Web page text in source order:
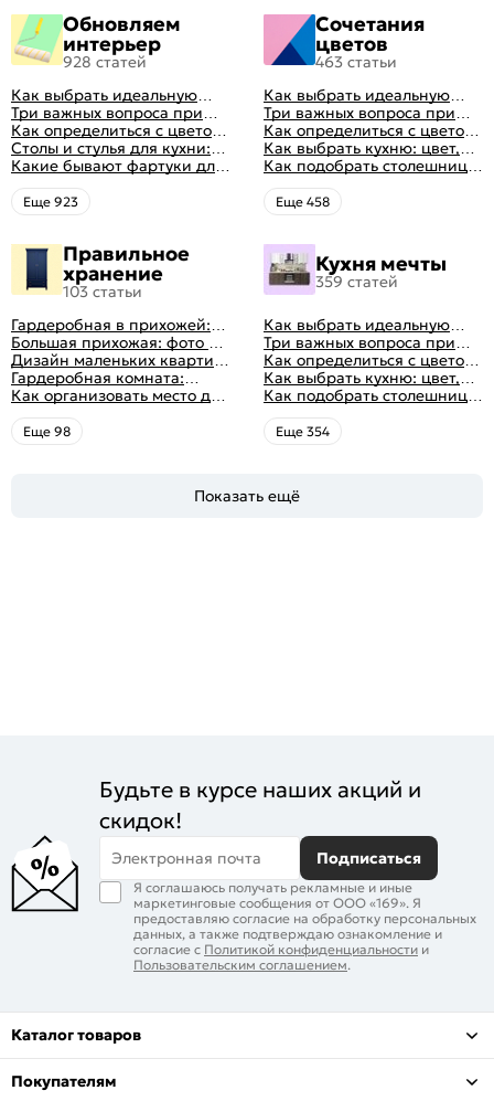
Обновляем
интерьер
928 статей
Как выбрать идеальную
планировку для кухни
Три важных вопроса при
выборе кухни: готовка,
посуда, комфорт
Как определиться с цветом
кухни: светлые, темные,
яркие
Столы и стулья для кухни:
советы по выбору
Какие бывают фартуки для
кухни: как правильно
выбрать
Eще 923
Сочетания
цветов
463 статьи
Как выбрать идеальную
планировку для кухни
Три важных вопроса при
выборе кухни: готовка,
посуда, комфорт
Как определиться с цветом
кухни: светлые, темные,
яркие
Как выбрать кухню: цвет,
планировка, аксессуары
Как подобрать столешницу
для кухни по цвету
Eще 458
Правильное
хранение
103 статьи
Гардеробная в прихожей:
виды, фото в интерьере,
идеи дизайна
Большая прихожая: фото с
функциональным
распределением дизайна
Дизайн маленьких квартир:
10 идей для дизайна
интерьера с фото
Гардеробная комната:
дизайн, планировка, советы
по обустройству,
распространенные ошибки
Как организовать место для
хранения на балконе
Eще 98
Кухня мечты
359 статей
Как выбрать идеальную
планировку для кухни
Три важных вопроса при
выборе кухни: готовка,
посуда, комфорт
Как определиться с цветом
кухни: светлые, темные,
яркие
Как выбрать кухню: цвет,
планировка, аксессуары
Как подобрать столешницу
для кухни по цвету
Eще 354
Показать ещё
Будьте в курсе наших акций и
скидок!
Электронная почта Подписаться
Я соглашаюсь получать рекламные и иные
маркетинговые сообщения от ООО «169». Я
предоставляю согласие на обработку персональных
данных, а также подтверждаю ознакомление и
согласие с Политикой конфиденциальности и
Пользовательским соглашением.
Каталог товаров
Покупателям